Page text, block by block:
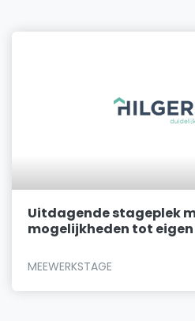
Uitdagende stageplek
mogelijkheden tot
MEEWERKSTAGE